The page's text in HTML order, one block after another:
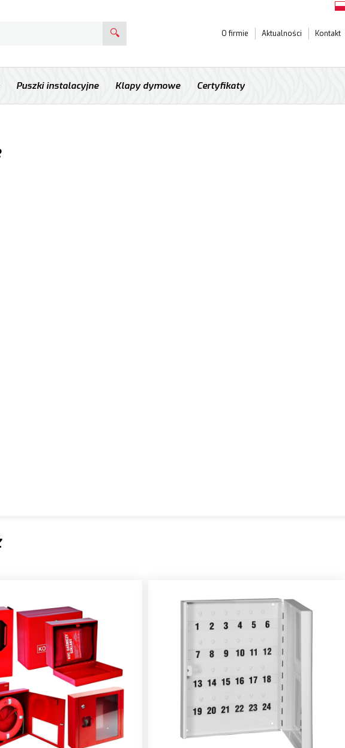
O firmie Aktualności Kontakt
Puszki instalacyjne Klapy dymowe Certyfikaty